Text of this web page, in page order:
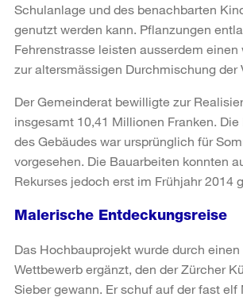
Schulanlage und des benachbarten
genutzt werden kann. Pflanzungen
Fehrenstrasse leisten ausserdem
zur altersmässigen Durchmischung der
Der Gemeinderat bewilligte zur
insgesamt 10,41 Millionen Franken.
des Gebäudes war ursprünglich für
vorgesehen. Die Bauarbeiten konnten
Rekurses jedoch erst im Frühjahr 2014
Malerische Entdeckungsreise
Das Hochbauprojekt wurde durch
Wettbewerb ergänzt, den der Zürcher
Sieber gewann. Er schuf auf der fast elf